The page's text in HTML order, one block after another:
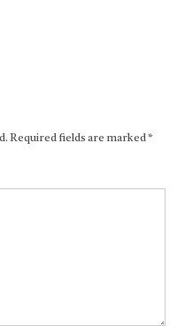
Required fields are marked*